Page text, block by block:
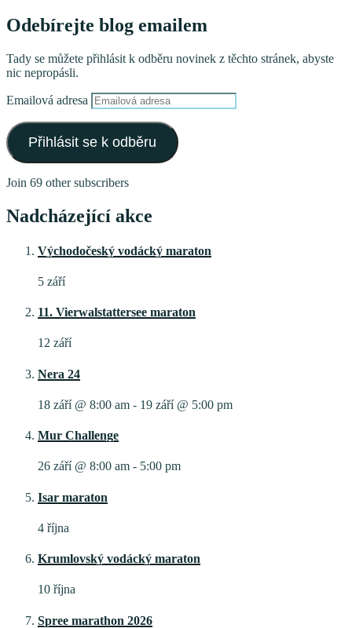
Odebírejte blog emailem
Tady se můžete přihlásit k odběru novinek z těchto stránek, abyste
nic nepropásli.
Emailová adresa
Přihlásit se k odběru
Join 69 other subscribers
Nadcházející akce
Východočeský vodácký maraton
5 září
11. Vierwalstattersee maraton
12 září
Nera 24
18 září @ 8:00 am - 19 září @ 5:00 pm
Mur Challenge
26 září @ 8:00 am - 5:00 pm
Isar maraton
4 října
Krumlovský vodácký maraton
10 října
Spree marathon 2026